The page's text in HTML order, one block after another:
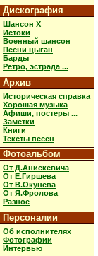
Дискография
Шансон X
Истоки
Военный шансон
Песни цыган
Барды
Ретро, эстрада ...
Архив
Историческая справка
Хорошая музыка
Афиши, постеры ...
Заметки
Книги
Тексты песен
Фотоальбом
От Д.Анискевича
От Е.Гиршева
От В.Окунева
От Я.Фролова
Разное
Персоналии
Об исполнителях
Фотографии
Интервью